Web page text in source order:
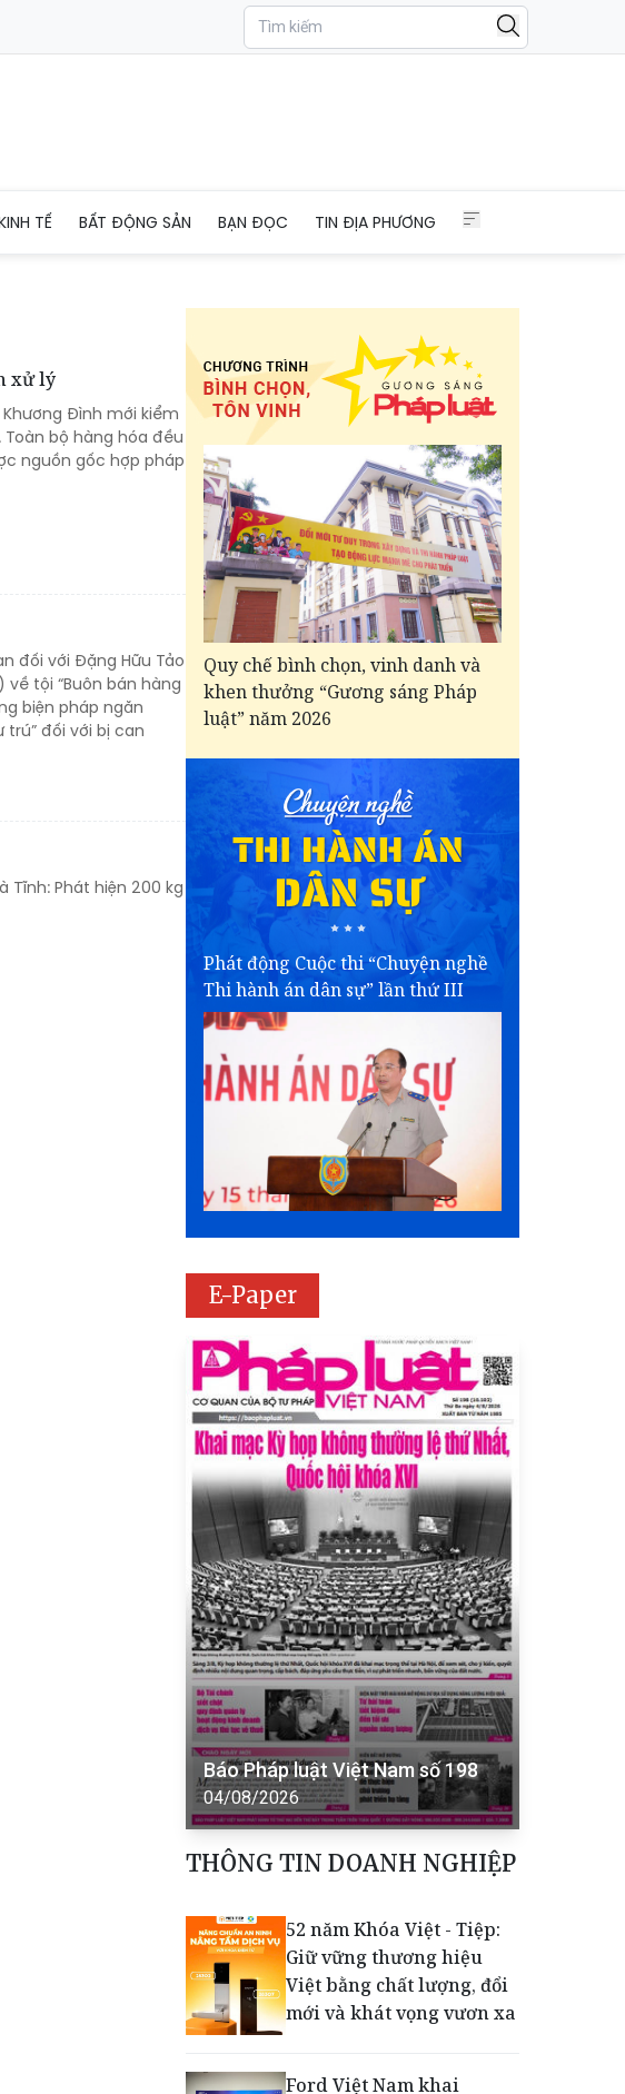
TẾ BẤT ĐỘNG SẢN BẠN ĐỌC TIN ĐỊA PHƯƠNG
xử lý
Khương Đình mới kiểm
bộ hàng hóa đều
nguồn gốc hợp pháp
đối với Đặng Hữu Tảo
về tội “Buôn bán hàng
biện pháp ngăn
trú” đối với bị can
Tĩnh: Phát hiện 200 kg
Quy chế bình chọn, vinh danh và
khen thưởng “Gương sáng Pháp
luật” năm 2026
Phát động Cuộc thi “Chuyện nghề
Thi hành án dân sự” lần thứ III
E-Paper
Báo Pháp luật Việt Nam số 198
04/08/2026
THÔNG TIN DOANH NGHIỆP
52 năm Khóa Việt - Tiệp:
Giữ vững thương hiệu
Việt bằng chất lượng, đổi
mới và khát vọng vươn xa
Ford Việt Nam khai